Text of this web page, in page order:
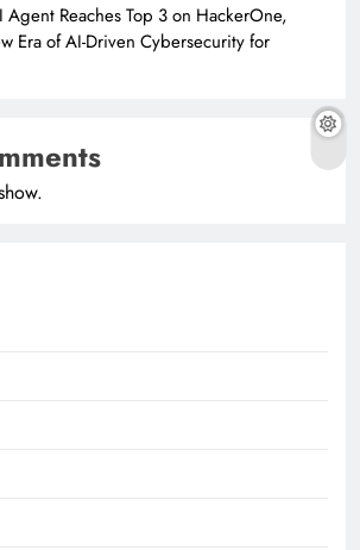
Agent Reaches Top 3 on HackerOne,
Era of AI-Driven Cybersecurity for